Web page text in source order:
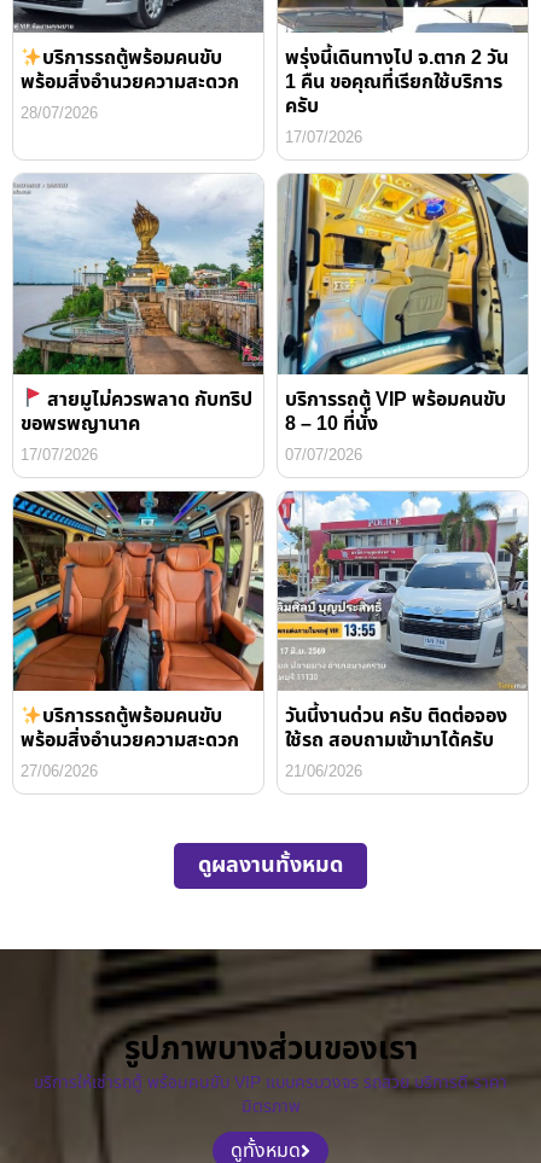
บริการรถตู้พร้อมคนขับ
พร้อมสิ่งอำนวยความสะดวก
28/07/2026
พรุ่งนี้เดินทางไป จ.ตาก 2 วัน
1 คืน ขอคุณที่เรียกใช้บริการ
ครับ
17/07/2026
สายมูไม่ควรพลาด กับทริป
ขอพรพญานาค
17/07/2026
บริการรถตู้ VIP พร้อมคนขับ
8 – 10 ที่นั่ง
07/07/2026
บริการรถตู้พร้อมคนขับ
พร้อมสิ่งอำนวยความสะดวก
27/06/2026
วันนี้งานด่วน ครับ ติดต่อจอง
ใช้รถ สอบถามเข้ามาได้ครับ
21/06/2026
ดูผลงานทั้งหมด
รูปภาพบางส่วนของเรา
บริการให้เช่ารถตู้ พร้อมคนขับ VIP แบบครบวงจร รถสวย บริการดี ราคา
มิตรภาพ
ดูทั้งหมด